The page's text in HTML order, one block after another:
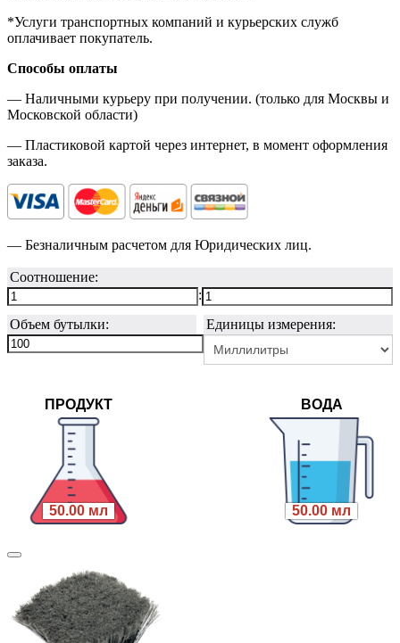
*Услуги транспортных компаний и курьерских служб
оплачивает покупатель.
Способы оплаты
— Наличными курьеру при получении. (только для Москвы и
Московской области)
— Пластиковой картой через интернет, в момент оформления
заказа.
— Безналичным расчетом для Юридических лиц.
Соотношение:
:
Объем бутылки:
Единицы измерения:
ПРОДУКТ
50.00 мл
ВОДА
50.00 мл